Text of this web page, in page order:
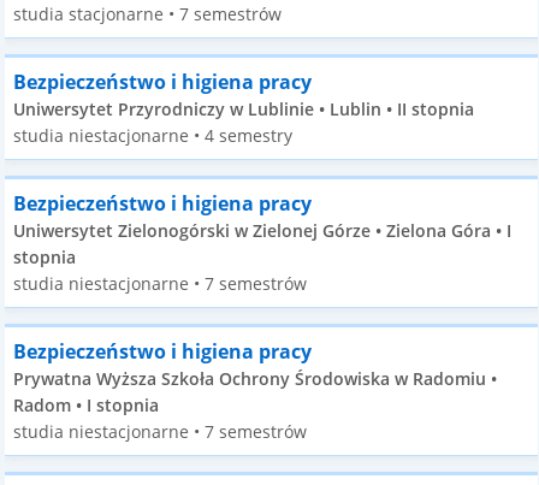
studia stacjonarne • 7 semestrów
Bezpieczeństwo i higiena pracy
Uniwersytet Przyrodniczy w Lublinie • Lublin • II stopnia
studia niestacjonarne • 4 semestry
Bezpieczeństwo i higiena pracy
Uniwersytet Zielonogórski w Zielonej Górze • Zielona Góra • I
stopnia
studia niestacjonarne • 7 semestrów
Bezpieczeństwo i higiena pracy
Prywatna Wyższa Szkoła Ochrony Środowiska w Radomiu •
Radom • I stopnia
studia niestacjonarne • 7 semestrów